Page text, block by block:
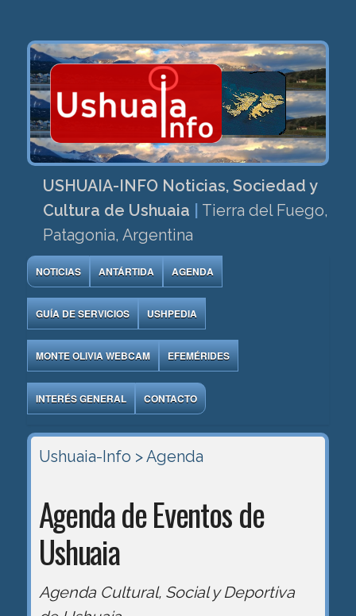
USHUAIA-INFO Noticias, Sociedad y
Cultura de Ushuaia
Tierra del Fuego,
Patagonia, Argentina
NOTICIAS ANTÁRTIDA AGENDA
GUÍA DE SERVICIOS USHPEDIA
MONTE OLIVIA WEBCAM EFEMÉRIDES
INTERÉS GENERAL CONTACTO
Ushuaia-Info > Agenda
Agenda de Eventos de
Ushuaia
Agenda Cultural, Social y Deportiva